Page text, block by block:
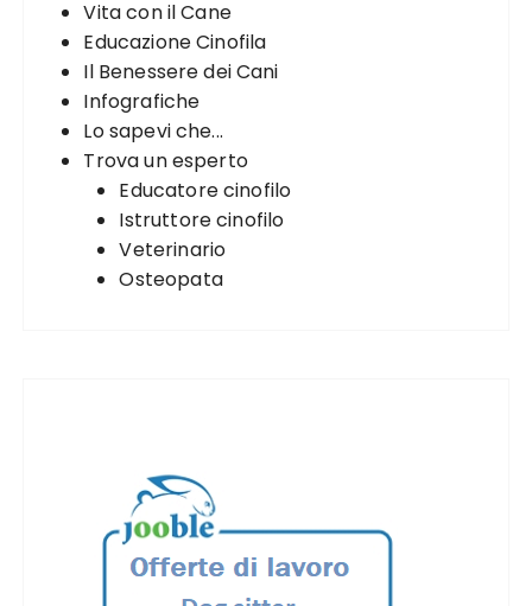
Vita con il Cane
Educazione Cinofila
Il Benessere dei Cani
Infografiche
Lo sapevi che...
Trova un esperto
Educatore cinofilo
Istruttore cinofilo
Veterinario
Osteopata